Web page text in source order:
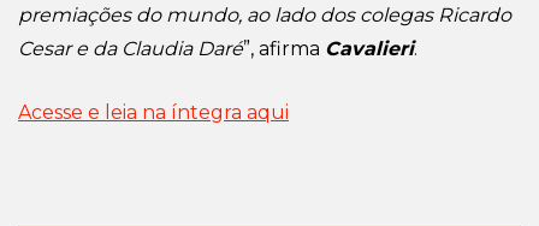
premiações do mundo, ao lado dos colegas Ricardo
Cesar e da Claudia Daré”, afirma Cavalieri.
Acesse e leia na íntegra aqui